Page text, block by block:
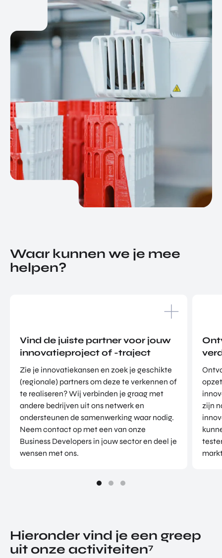
Waar kunnen we je mee
helpen?
Vind de juiste partner voor jouw
innovatieproject of -traject
Zie je innovatiekansen en zoek je geschikte
(regionale) partners om deze te verkennen of
te realiseren? Wij verbinden je graag met
andere bedrijven uit ons netwerk en
ondersteunen de samenwerking waar nodig.
Neem contact op met een van onze
Business Developers in jouw sector en deel je
wensen met ons.
zijn
Hieronder vind je een greep
uit onze activiteiten7